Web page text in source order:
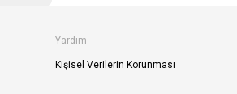
Yardım
Kişisel Verilerin Korunması